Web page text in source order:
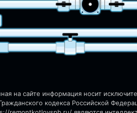
на сайте информация носит
кодекса Российской